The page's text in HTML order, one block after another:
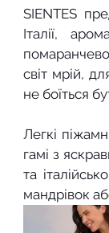
SIENTES
Італії,
світ мрій,
не боїться
Легкі
гамі з
та
мандрівок